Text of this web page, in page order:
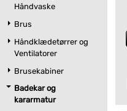
Håndvaske
Brus
Håndklædetørrer og
Ventilatorer
Brusekabiner
Badekar og
kararmatur